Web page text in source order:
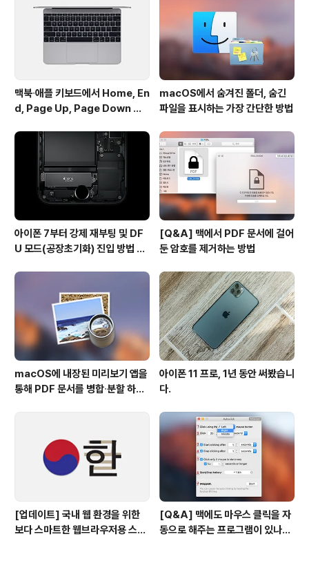
은 것 같습니다. 최근까지 거의 한자를 머리 속에서 지우고
살다 작년에 갑자기 홍콩으로 근무를 나가면서 부득이 한
자(중국어)를 많..
맥북∙애플 키보드에서 Home, En
d, Page Up, Page Down 키
macOS에서 숨겨진 폴더, 숨긴
파일을 표시하는 가장 간단한 방법
아이폰 7부터 강제 재부팅 및 DF
U 모드(공장초기화) 진입 방법 변
[Q&A] 맥에서 PDF 문서에 걸어
둔 암호를 제거하는 방법
macOS에 내장된 미리보기 앱을
통해 PDF 문서를 병합∙분할 하는
아이폰 11 프로, 1년 동안 써봤습니
다.
[업데이트] 국내 웹 환경을 위한
보다 스마트한 웹브라우저용 스타
[Q&A] 맥에도 마우스 클릭을 자
동으로 해주는 프로그램이 있나